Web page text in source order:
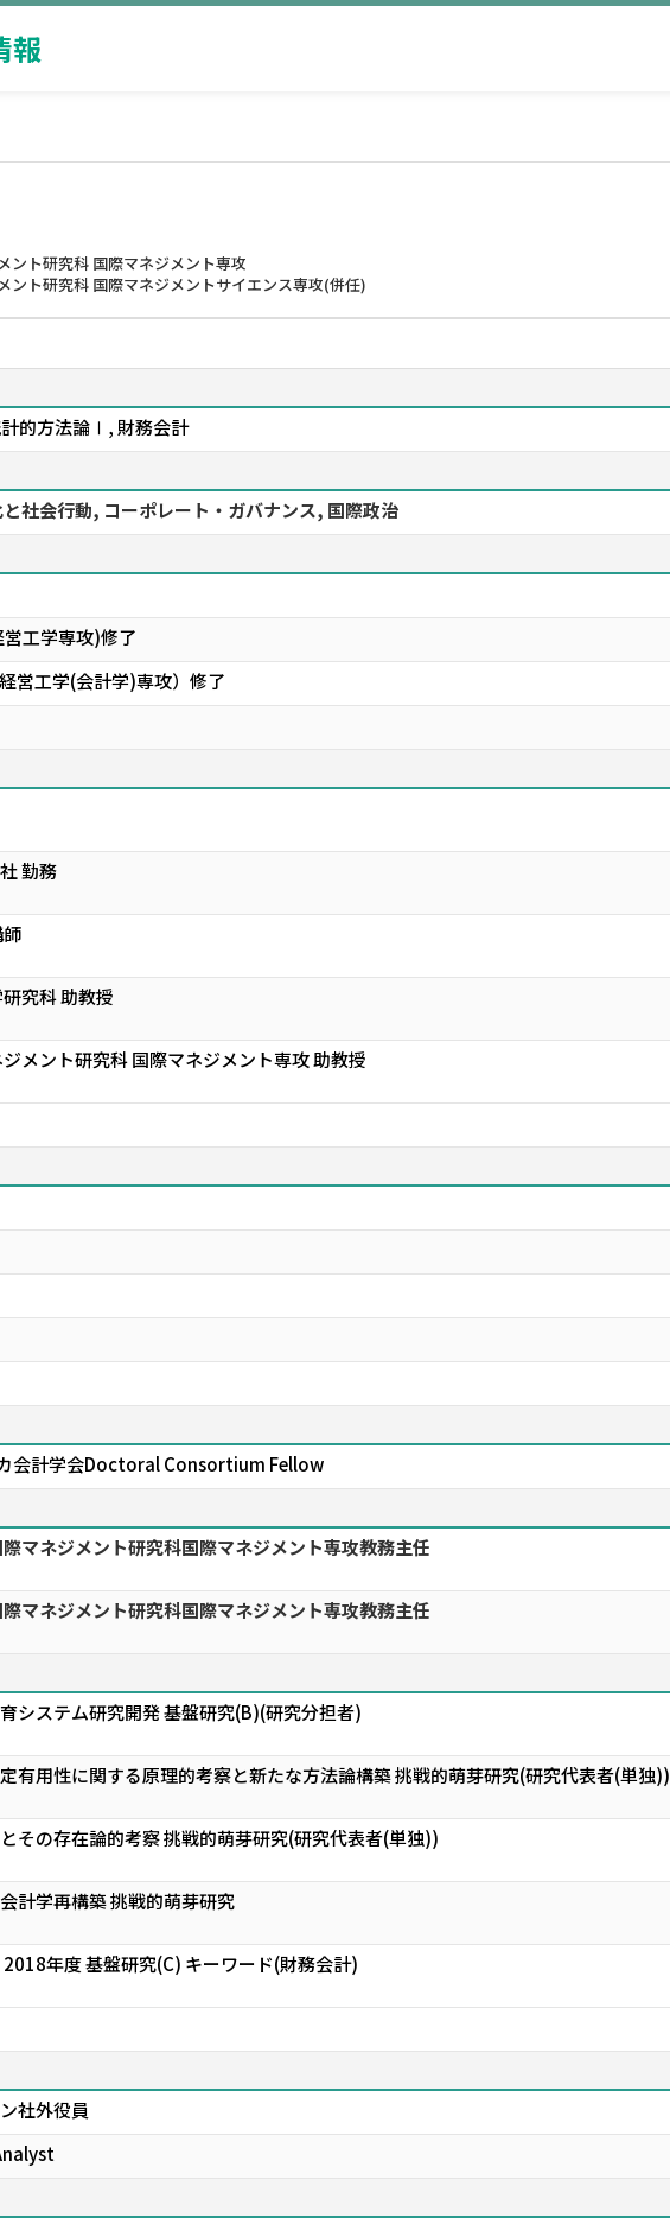
報
ント研究科 国際マネジメント専攻
ント研究科 国際マネジメントサイエンス専攻(併任)
的方法論Ⅰ, 財務会計
社会行動, コーポレート・ガバナンス, 国際政治
工学専攻)修了
営工学(会計学)専攻）修了
勤務
究科 助教授
メント研究科 国際マネジメント専攻 助教授
会計学会Doctoral Consortium Fellow
マネジメント研究科国際マネジメント専攻教務主任
マネジメント研究科国際マネジメント専攻教務主任
システム研究開発 基盤研究(B)(研究分担者)
有用性に関する原理的考察と新たな方法論構築 挑戦的萌芽研究(研究代表者(単独))
その存在論的考察 挑戦的萌芽研究(研究代表者(単独))
計学再構築 挑戦的萌芽研究
年度 基盤研究(C) キーワード(財務会計)
社外役員